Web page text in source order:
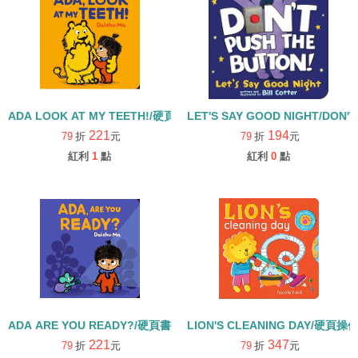
ADA LOOK AT MY TEETH!/硬頁書
79 折 221元
紅利 1 點
LET'S SAY GOOD NIGHT/
79 折 194元
紅利 0 點
ADA ARE YOU READY?/硬頁書
79 折 221元
LION'S CLEANING DAY/硬頁操
79 折 347元